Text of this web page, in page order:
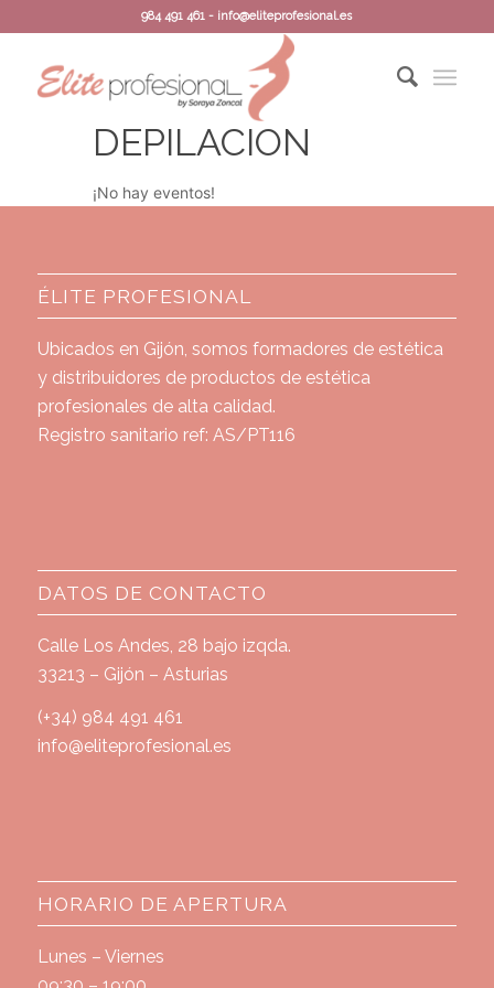
984 491 461 - info@eliteprofesional.es
DEPILACION
¡No hay eventos!
ÉLITE PROFESIONAL
Ubicados en Gijón, somos formadores de estética
y distribuidores de productos de estética
profesionales de alta calidad.
Registro sanitario ref: AS/PT116
DATOS DE CONTACTO
Calle Los Andes, 28 bajo izqda.
33213 – Gijón – Asturias
(+34) 984 491 461
info@eliteprofesional.es
HORARIO DE APERTURA
Lunes – Viernes